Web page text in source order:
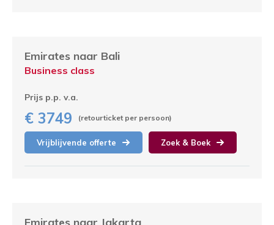
Emirates naar Bali
Business class
Prijs p.p. v.a.
€ 3749 (retourticket per persoon)
Vrijblijvende offerte Zoek & Boek